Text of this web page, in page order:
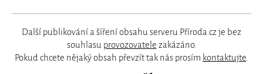
Další publikování a šíření obsahu serveru Příroda.cz je bez
souhlasu provozovatele zakázáno.
Pokud chcete nějaký obsah převzít tak nás prosím kontaktujte.